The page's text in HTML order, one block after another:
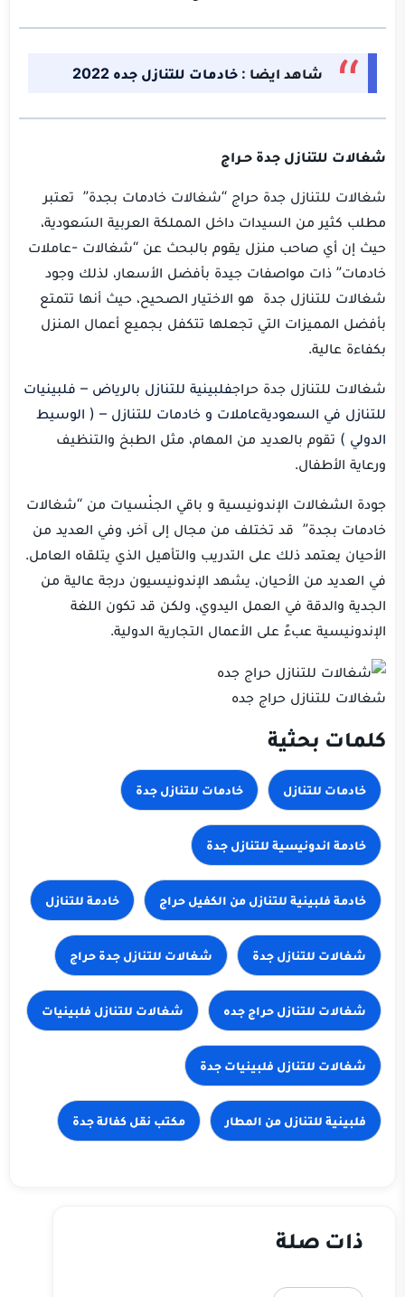
شاهد ايضا : خادمات للتنازل جده 2022
شغالات للتنازل جدة حـراج
شغالات للتنازل جدة حراج “شغالات خادمات بجدة” تعتبر
مطلب كثير من السيدات داخل المملكة العربية السَعودية،
حيث إن أي صاحب منزل يقوم بالبحث عن “شغالات -عاملات
خادمات” ذات مواصفات جيدة بأفضل الأسعار، لذلك وجود
شغالات للتنازل جدة هو الاختيار الصحيح، حيث أنها تتمتع
بأفضل المميزات التي تجعلها تتكفل بجميع أعمال المنزل
بكفاءة عالية.
شغالات للتنازل جدة حراجفلبينية للتنازل بالرياض – فلبينيات
للتنازل في السعوديةعاملات و خادمات للتنازل – ( الوسيط
الدولي ) تقوم بالعديد من المهام، مثل الطبخ والتنظيف
ورعاية الأطفال.
جودة الشغالات الإندونيسية و باقي الجنْسيات من “شغالات
خادمات بجدة” قد تختلف من مجال إلى آخر، وفي العديد من
الأحيان يعتمد ذلك على التدريب والتأهيل الذي يتلقاه العامل.
في العديد من الأحيان، يشهد الإندونيسيون درجة عالية من
الجدية والدقة في العمل اليدوي، ولكن قد تكون اللغة
الإندونيسية عبءً على الأعمال التجارية الدولية.
شغالات للتنازل حراج جده
كلمات بحثية
خادمات للتنازل خادمات للتنازل جدة
خادمة اندونيسية للتنازل جدة
خادمة فلبينية للتنازل من الكفيل حراج خادمة للتنازل
شغالات للتنازل جدة حراج
شغالات للتنازل حراج جده شغالات للتنازل فلبينيات
شغالات للتنازل فلبينيات جدة
فلبينية للتنازل من المطار مكتب نقل كفالة جدة
ذات صلة